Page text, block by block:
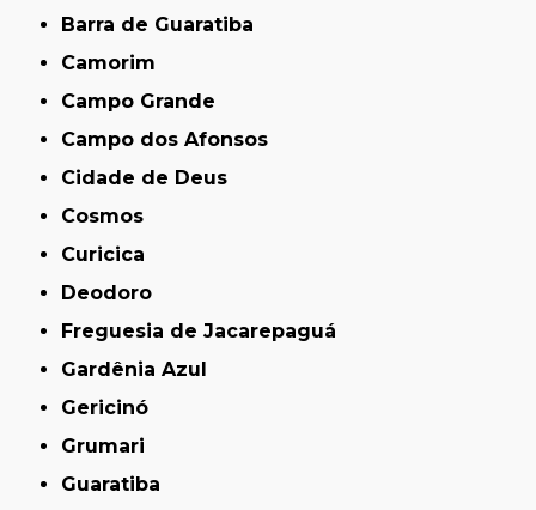
Barra de Guaratiba
Camorim
Campo Grande
Campo dos Afonsos
Cidade de Deus
Cosmos
Curicica
Deodoro
Freguesia de Jacarepaguá
Gardênia Azul
Gericinó
Grumari
Guaratiba